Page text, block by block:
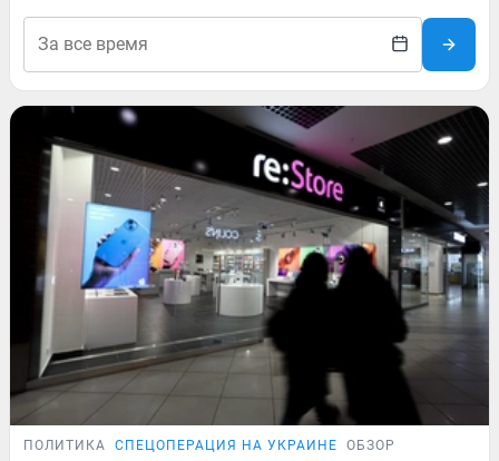
ПОЛИТИКА СПЕЦОПЕРАЦИЯ НА УКРАИНЕ ОБЗОР